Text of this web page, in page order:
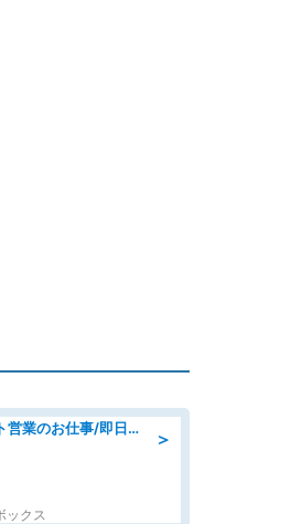
＞
営業/商社でのルート営業のお仕事/即日勤務可/車通勤可/営業
ックス